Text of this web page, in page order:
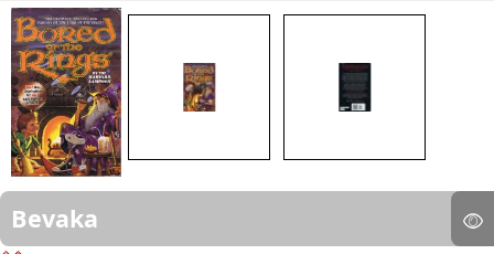
Bevaka